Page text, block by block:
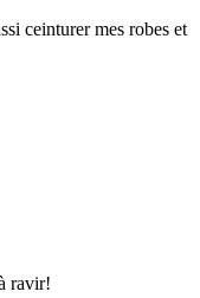
ceinturer mes robes et
ravir!